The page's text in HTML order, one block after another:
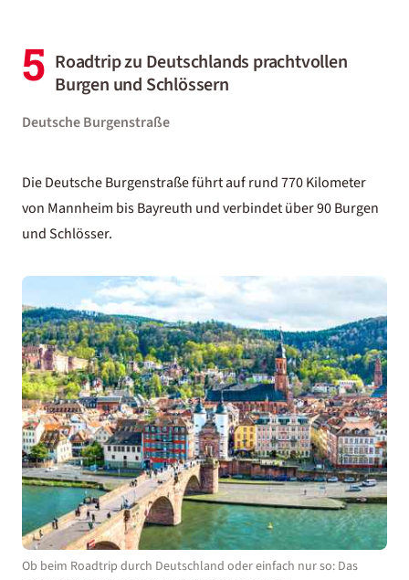
5 Roadtrip zu Deutschlands prachtvollen
Burgen und Schlössern
Deutsche Burgenstraße
Die Deutsche Burgenstraße führt auf rund 770 Kilometer
von Mannheim bis Bayreuth und verbindet über 90 Burgen
und Schlösser.
Ob beim Roadtrip durch Deutschland oder einfach nur so: Das